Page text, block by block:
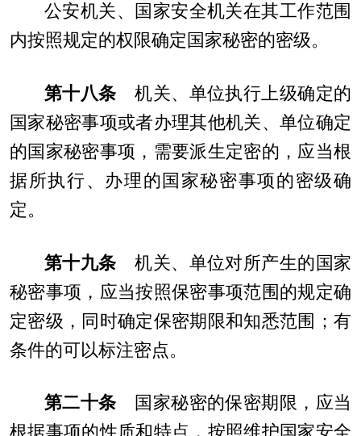
公安机关、国家安全机关在其工作范围
内按照规定的权限确定国家秘密的密级。
第十八条 机关、单位执行上级确定的
国家秘密事项或者办理其他机关、单位确定
的国家秘密事项，需要派生定密的，应当根
据所执行、办理的国家秘密事项的密级确
定。
第十九条 机关、单位对所产生的国家
秘密事项，应当按照保密事项范围的规定确
定密级，同时确定保密期限和知悉范围；有
条件的可以标注密点。
第二十条 国家秘密的保密期限，应当